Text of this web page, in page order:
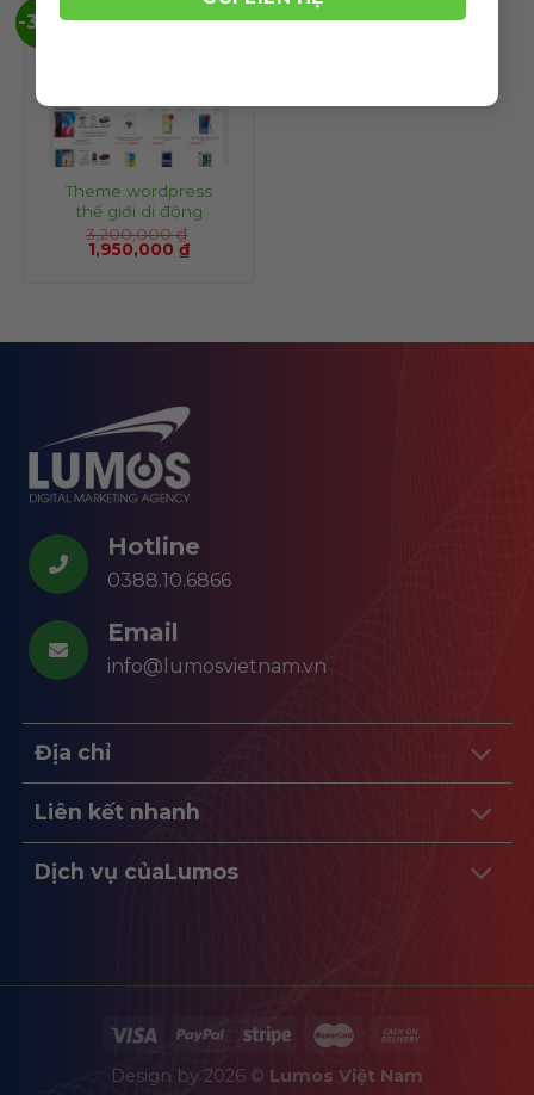
-39%
Theme wordpress
thế giới di động
3,200,000₫
1,950,000₫
Hotline
0388.10.6866
Email
info@lumosvietnam.vn
Địa chỉ
Liên kết nhanh
Dịch vụ củaLumos
Design by 2026 © Lumos Việt Nam